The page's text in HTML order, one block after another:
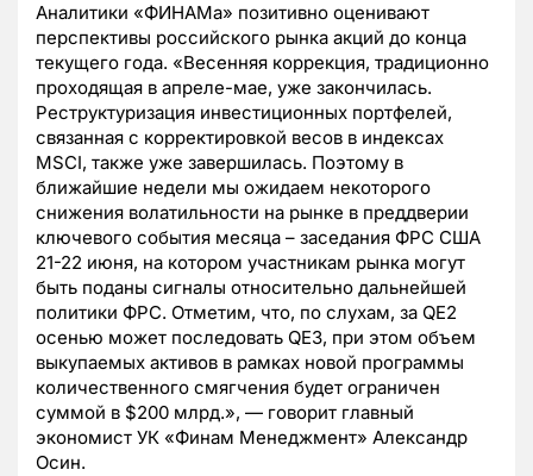
Аналитики «ФИНАМа» позитивно оценивают
перспективы российского рынка акций до конца
текущего года. «Весенняя коррекция, традиционно
проходящая в апреле-мае, уже закончилась.
Реструктуризация инвестиционных портфелей,
связанная с корректировкой весов в индексах
MSCI, также уже завершилась. Поэтому в
ближайшие недели мы ожидаем некоторого
снижения волатильности на рынке в преддверии
ключевого события месяца – заседания ФРС США
21-22 июня, на котором участникам рынка могут
быть поданы сигналы относительно дальнейшей
политики ФРС. Отметим, что, по слухам, за QE2
осенью может последовать QE3, при этом объем
выкупаемых активов в рамках новой программы
количественного смягчения будет ограничен
суммой в $200 млрд.», — говорит главный
экономист УК «Финам Менеджмент» Александр
Осин.